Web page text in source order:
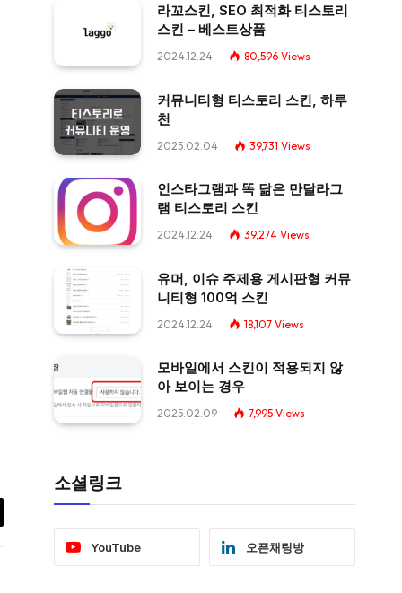
라꼬스킨, SEO 최적화 티스토리
스킨 – 베스트상품
2024.12.24 80,596 Views
커뮤니티형 티스토리 스킨, 하루
천
2025.02.04 39,731 Views
인스타그램과 똑 닮은 만달라그
램 티스토리 스킨
2024.12.24 39,274 Views
유머, 이슈 주제용 게시판형 커뮤
니티형 100억 스킨
2024.12.24 18,107 Views
모바일에서 스킨이 적용되지 않
아 보이는 경우
2025.02.09 7,995 Views
소셜링크
YouTube 오픈채팅방